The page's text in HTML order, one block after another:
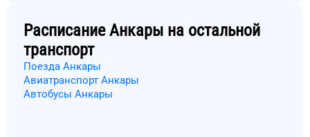
РасписаниеАнкары на остальной
транспорт
Поезда Анкары
Авиатранспорт Анкары
Автобусы Анкары